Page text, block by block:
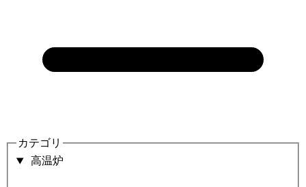
カテゴリ
高温炉